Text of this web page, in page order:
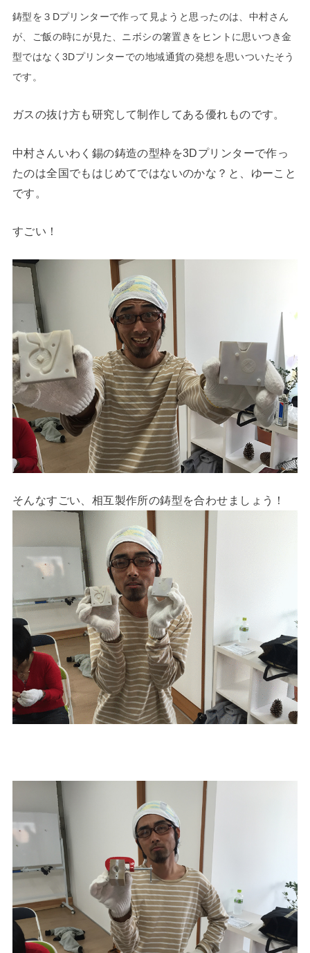
鋳型を３Dプリンターで作って見ようと思ったのは、中村さん
が、ご飯の時にが見た、ニボシの箸置きをヒントに思いつき金
型ではなく3Dプリンターでの地域通貨の発想を思いついたそう
です。
ガスの抜け方も研究して制作してある優れものです。
中村さんいわく錫の鋳造の型枠を3Dプリンターで作っ
たのは全国でもはじめてではないのかな？と、ゆーこと
です。
すごい！
そんなすごい、相互製作所の鋳型を合わせましょう！